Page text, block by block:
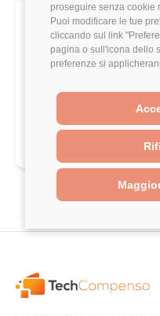
proseguire senza cookie
Puoi modificare le tue
cliccando sul link
pagina o sull'icona dello
preferenze si
Work-Life Balance
Crescita Professionale
Stack Tecnologico
Benefits